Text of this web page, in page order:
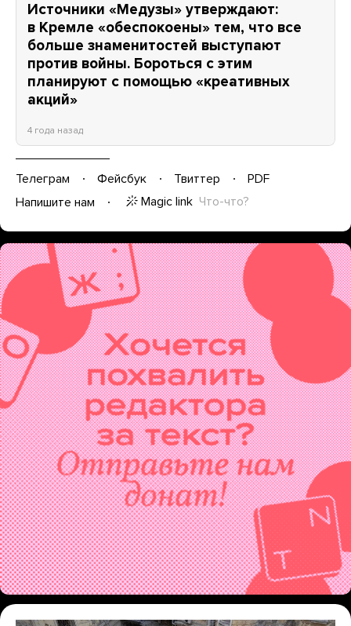
Источники «Медузы» утверждают:
в Кремле «обеспокоены» тем, что все
больше знаменитостей выступают
против войны. Бороться с этим
планируют с помощью «креативных
акций»
4 года назад
Телеграм Фейсбук Твиттер
PDF
Напишите нам
Magic link Что-что?